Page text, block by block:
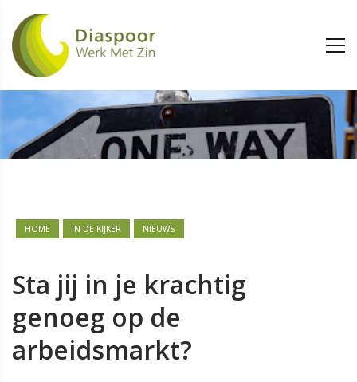
HOME IN-DE-KIJKER NIEUWS
Sta jij in je krachtig
genoeg op de
arbeidsmarkt?